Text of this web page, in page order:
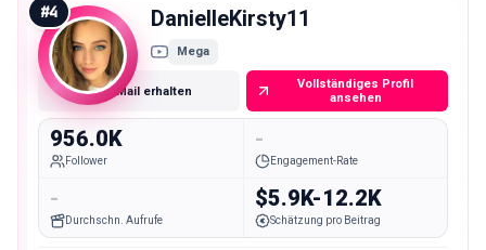
#4 DanielleKirsty11
Mega
E-Mail erhalten
Vollständiges Profil
ansehen
956.0K
Follower
-
Engagement-Rate
-
Durchschn. Aufrufe
$5.9K-12.2K
Schätzung pro Beitrag